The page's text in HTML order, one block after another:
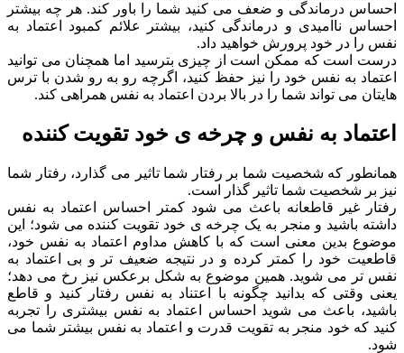
احساس درماندگی و ضعف می کنید شما را باور کند. هر چه بیشتر
احساس ناامیدی و درماندگی کنید، بیشتر علائم کمبود اعتماد به
نفس را در خود پرورش خواهید داد.
درست است که ممکن است از چیزی بترسید اما همچنان می توانید
اعتماد به نفس خود را نیز حفظ کنید، اگرچه رو به رو شدن با ترس
هایتان می تواند شما را در بالا بردن اعتماد به نفس همراهی کند.
اعتماد به نفس و چرخه ی خود تقویت کننده
همانطور که شخصیت شما بر رفتار شما تاثیر می گذارد، رفتار شما
نیز بر شخصیت شما تاثیر گذار است.
رفتار غیر قاطعانه باعث می شود کمتر احساس اعتماد به نفس
داشته باشید و منجر به یک چرخه ی خود تقویت کننده می شود؛ این
موضوع بدین معنی است که با کاهش مداوم اعتماد به نفس خود،
قاطعیت خود را کمتر کرده و در نتیجه ضعیف تر و بی اعتماد به
نفس تر می شوید. همین موضوع به شکل برعکس نیز رخ می دهد؛
یعنی وقتی که بدانید چگونه با اعتناد به نفس رفتار کنید و قاطع
باشید، باعث می شوید احساس اعتماد به نفس بیشتری را تجربه
کنید که خود منجر به تقویت قدرت و اعتماد به نفس بیشتر شما می
شود.